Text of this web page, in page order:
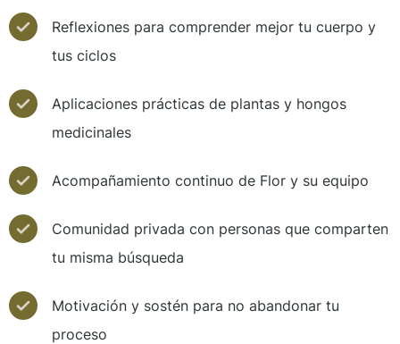
Reflexiones para comprender mejor tu cuerpo y
tus ciclos
Aplicaciones prácticas de plantas y hongos
medicinales
Acompañamiento continuo de Flor y su equipo
Comunidad privada con personas que comparten
tu misma búsqueda
Motivación y sostén para no abandonar tu
proceso